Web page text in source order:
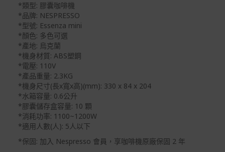
*類型: 膠囊咖啡機
*品牌: NESPRESSO
*型號: Essenza mini
*顏色: 多色可選
*產地: 烏克蘭
*機身材質: ABS塑鋼
*電壓: 110V
*產品重量: 2.3KG
*機身尺寸(長x寬x高)(mm): 330 x 84 x 204
*水箱容量: 0.6公升
*膠囊儲存盒容量: 10 顆
*消耗功率: 1100~1200W
*適用人數(人): 5人以下
*保固: 加入 Nespresso 會員，享咖啡機原廠保固 2 年